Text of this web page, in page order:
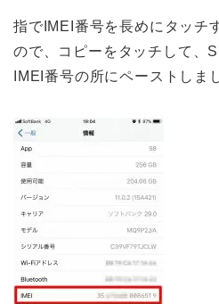
指でIMEI番号を長めにタッチ
ので、コピーをタッチして、
IMEI番号の所にペーストしま